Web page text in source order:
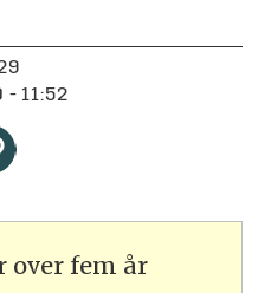
- 11:52
over fem år